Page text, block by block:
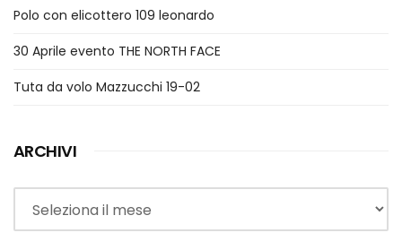
Polo con elicottero 109 leonardo
30 Aprile evento THE NORTH FACE
Tuta da volo Mazzucchi 19-02
ARCHIVI
Archivi